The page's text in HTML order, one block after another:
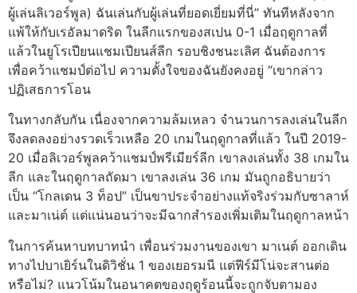
ผู้เล่นลิเวอร์พูล) ฉันเล่นกับผู้เล่นที่ยอดเยี่ยมที่นี่” ทันทีหลังจาก
แพ้ให้กับเรอัลมาดริด ในลีกแรกของสเปน 0-1 เมื่อฤดูกาลที่
แล้วในยูโรเปียนแชมเปียนส์ลีก รอบชิงชนะเลิศ ฉันต้องการ
เพื่อคว้าแชมป์ต่อไป ความตั้งใจของฉันยังคงอยู่ “เขากล่าว
ปฏิเสธการโอน
ในทางกลับกัน เนื่องจากความล้มเหลว จำนวนการลงเล่นในลีก
จึงลดลงอย่างรวดเร็วเหลือ 20 เกมในฤดูกาลที่แล้ว ในปี 2019-
20 เมื่อลิเวอร์พูลคว้าแชมป์พรีเมียร์ลีก เขาลงเล่นทั้ง 38 เกมใน
ลีก และในฤดูกาลถัดมา เขาลงเล่น 36 เกม มันถูกอธิบายว่า
เป็น “โกลเดน 3 ท็อป” เป็นขาประจำอย่างแท้จริงร่วมกับซาลาห์
และมาเน่ต์ แต่แน่นอนว่าจะมีฉากสำรองเพิ่มเติมในฤดูกาลหน้า
ในการค้นหาบทบาทนำ เพื่อนร่วมงานของเขา มาเนต์ ออกเดิน
ทางไปบาเยิร์นในดิวิชั่น 1 ของเยอรมนี แต่ฟีร์มีโน่จะสานต่อ
หรือไม่? แนวโน้มในอนาคตของฤดูร้อนนี้จะถูกจับตามอง